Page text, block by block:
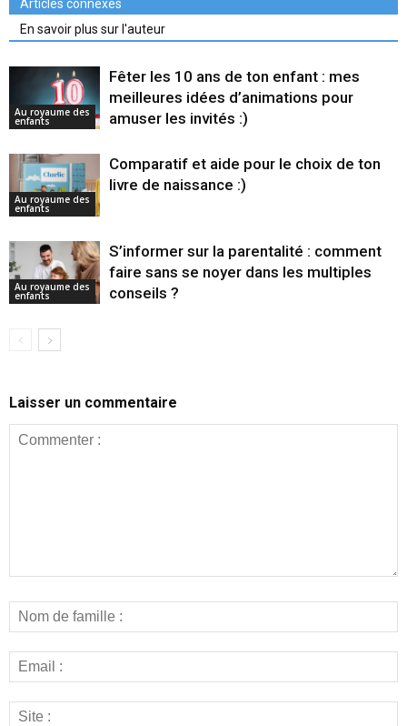
Articles connexes
En savoir plus sur l'auteur
Au royaume des
enfants
Fêter les 10 ans de ton enfant : mes
meilleures idées d’animations pour
amuser les invités :)
Au royaume des
enfants
Comparatif et aide pour le choix de ton
livre de naissance :)
Au royaume des
enfants
S’informer sur la parentalité : comment
faire sans se noyer dans les multiples
conseils ?
Laisser un commentaire